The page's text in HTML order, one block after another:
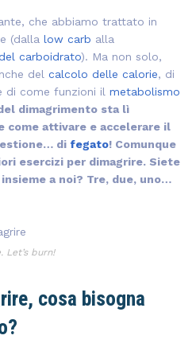
che abbiamo trattato in
(dalla low carb alla
carboidrato). Ma non solo,
del calcolo delle calorie, di
di come funzioni il metabolismo
dimagrimento sta lì
attivare e accelerare il
di fegato! Comunque
esercizi per dimagrire. Siete
a noi? Tre, due, uno…
Let’s burn!
cosa bisogna